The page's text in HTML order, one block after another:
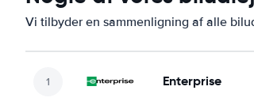
Vi tilbyder en sammenligning af alle
Enterprise